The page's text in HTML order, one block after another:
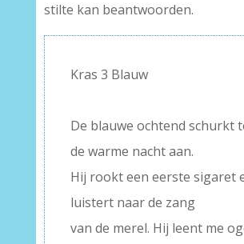
stilte kan beantwoorden.
Kras 3 Blauw
De blauwe ochtend schurkt
de warme nacht aan.
Hij rookt een eerste sigaret
luistert naar de zang
van de merel. Hij leent me